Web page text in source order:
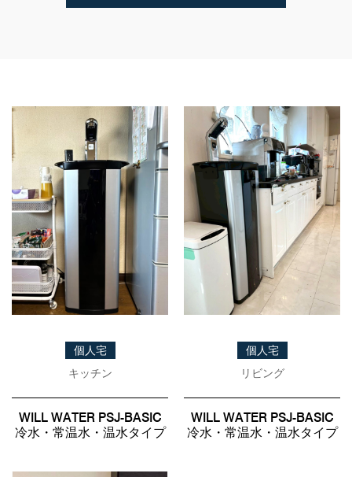
ホテル・旅館・宿泊施設
店舗・サロン・クリニックなど
個人宅
メニュー
事例紹介
メディア掲載情報
パートナー募集
お問い合わせ
個人宅
キッチン
WILL WATER PSJ-BASIC
冷水・常温水・温水タイプ
個人宅
リビング
WILL WATER PSJ-BASIC
冷水・常温水・温水タイプ